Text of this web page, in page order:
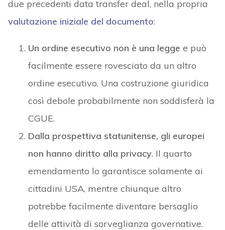
due precedenti data transfer deal, nella propria
valutazione iniziale del documento:
Un ordine esecutivo non è una legge e può
facilmente essere rovesciato da un altro
ordine esecutivo. Una costruzione giuridica
così debole probabilmente non soddisferà la
CGUE.
Dalla prospettiva statunitense, gli europei
non hanno diritto alla privacy. Il quarto
emendamento lo garantisce solamente ai
cittadini USA, mentre chiunque altro
potrebbe facilmente diventare bersaglio
delle attività di sorveglianza governative.